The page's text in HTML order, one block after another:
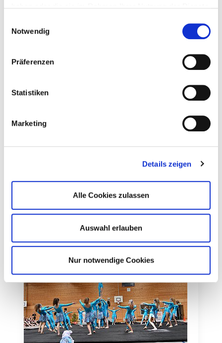
Notwendig
Präferenzen
Statistiken
Marketing
Details zeigen
Alle Cookies zulassen
Auswahl erlauben
Nur notwendige Cookies
Mitreißender Tuju-Stars
und Klein in Rodenbach
Ein Wochenende voller Kreativität und
verwandelte sich Rodenbach in…